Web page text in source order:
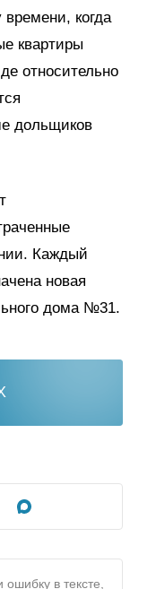
когда
квартиры
относительно
дольщиков
Каждый
новая
дома №31.
в тексте,